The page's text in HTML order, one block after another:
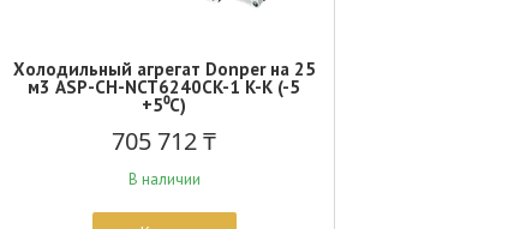
Холодильный агрегат Donper на 25
м3 ASP-СH-NCT6240CK-1 K-K (-5
+5⁰С)
705 712 ₸
В наличии